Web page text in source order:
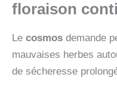
floraison
Le cosmos demande
mauvaises herbes
de sécheresse